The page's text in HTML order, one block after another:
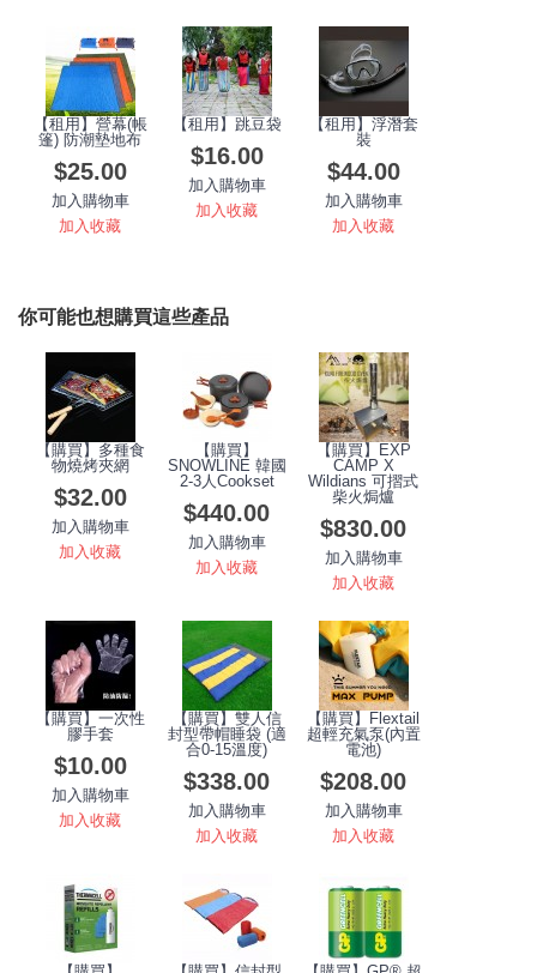
【租用】營幕(帳
篷) 防潮墊地布
$25.00
加入購物車
加入收藏
【租用】跳豆袋
$16.00
加入購物車
加入收藏
【租用】浮潛套
裝
$44.00
加入購物車
加入收藏
你可能也想購買這些產品
【購買】多種食
物燒烤夾網
$32.00
加入購物車
加入收藏
【購買】
SNOWLINE 韓國
2-3人Cookset
$440.00
加入購物車
加入收藏
【購買】EXP
CAMP X
Wildians 可摺式
柴火焗爐
$830.00
加入購物車
加入收藏
【購買】一次性
膠手套
$10.00
加入購物車
加入收藏
【購買】雙人信
封型帶帽睡袋 (適
合0-15溫度)
$338.00
加入購物車
加入收藏
【購買】Flextail
超輕充氣泵(內置
電池)
$208.00
加入購物車
加入收藏